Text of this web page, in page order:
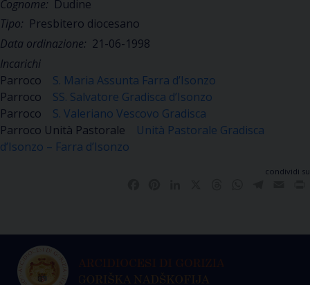
Cognome: Dudine
Tipo: Presbitero diocesano
Data ordinazione: 21-06-1998
Incarichi
Parroco
S. Maria Assunta Farra d’Isonzo
Parroco
SS. Salvatore Gradisca d’Isonzo
Parroco
S. Valeriano Vescovo Gradisca
Parroco Unità Pastorale
Unità Pastorale Gradisca
d’Isonzo – Farra d’Isonzo
condividi su